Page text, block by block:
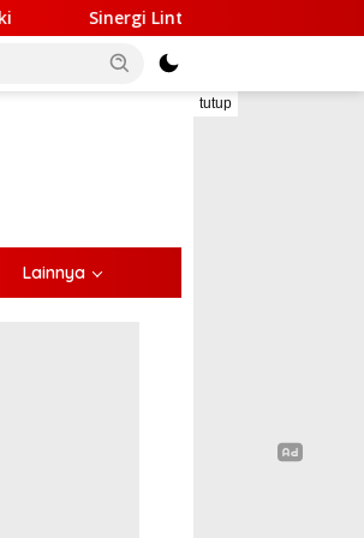
Satlantas Polres Ende Gandeng Forum
tutup
Lainnya